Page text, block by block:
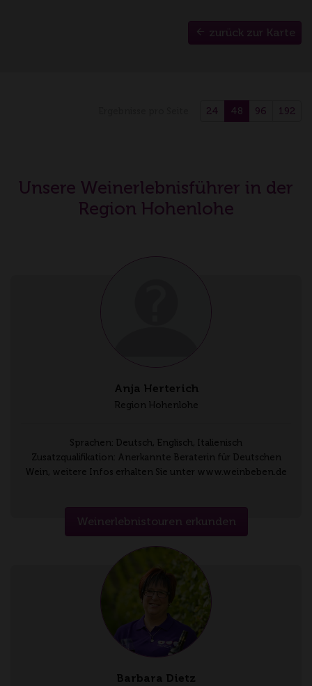
zurück zur Karte
24 48 96 192
Unsere Weinerlebnisführer in der
Region Hohenlohe
Anja Herterich
Region Hohenlohe
Sprachen: Deutsch, Englisch, Italienisch
Zusatzqualifikation: Anerkannte Beraterin für Deutschen
Wein, weitere Infos erhalten Sie unter www.weinbeben.de
Weinerlebnistouren erkunden
Barbara Dietz